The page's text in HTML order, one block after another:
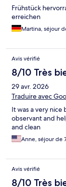
Frühstück
erreichen
Martina, séjour
Avis vérifié
8/10 Très
29 avr. 2026
Traduire avec
It was a very
observant and
and clean
Anne, séjour de
Avis vérifié
8/10 Très